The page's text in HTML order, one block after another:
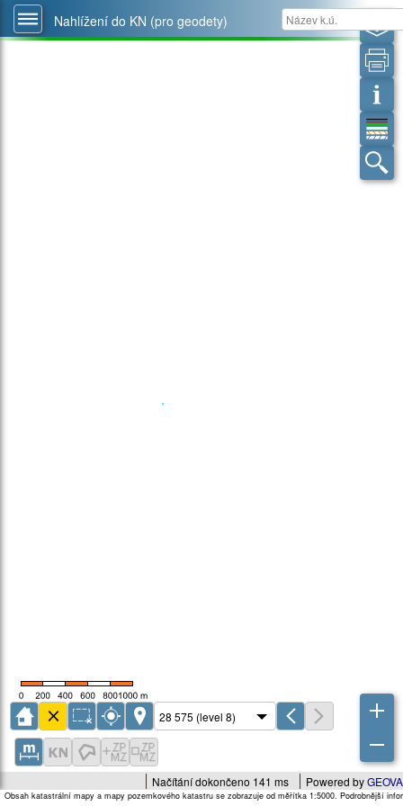
Nahlížení do KN (pro geodety)
Powered by
Načítání dokončeno 141 ms
Obsah katastrální mapy a mapy pozemkového katastru se zobrazuje od měřítka 1:5000. Podrobnější